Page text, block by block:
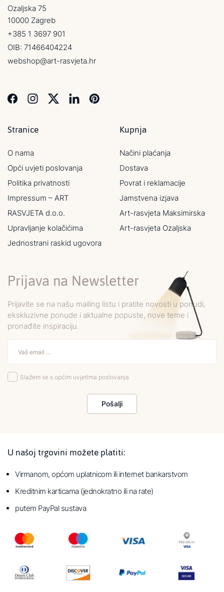
Ozaljska 75
10000 Zagreb
+385 1 3697 901
OIB: 71466404224
webshop@art-rasvjeta.hr
Stranice
O nama
Opći uvjeti poslovanja
Politika privatnosti
Impressum – ART
RASVJETA d.o.o.
Upravljanje kolačićima
Jednostrani raskid ugovora
Kupnja
Načini plaćanja
Dostava
Povrat i reklamacije
Jamstvena izjava
Art-rasvjeta Maksimirska
Art-rasvjeta Ozaljska
Prijava na Newsletter
Prijavite se na našu mailing listu i pratite novosti u ponudi,
ekskluzivne ponude i aktualne popuste, nove teme i
pronađite inspiraciju.
Slažem se s općim uvjetima poslovanja
Pošalji
U našoj trgovini možete platiti:
Virmanom, općom uplatnicom ili internet bankarstvom
Kreditnim karticama (jednokratno ili na rate)
putem PayPal sustava